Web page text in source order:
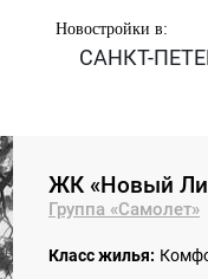
Новостройки в:
САНКТ-
ЖК «Новый
Группа «Самолет»
Класс жилья: